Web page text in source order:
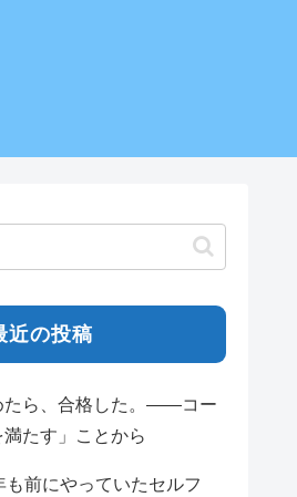
近の投稿
たら、合格した。——コー
たす」ことから
前にやっていたセルフ